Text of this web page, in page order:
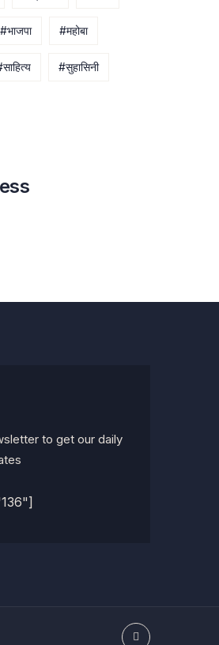
#भाजपा #महोबा
#सुहासिनी
to get our daily